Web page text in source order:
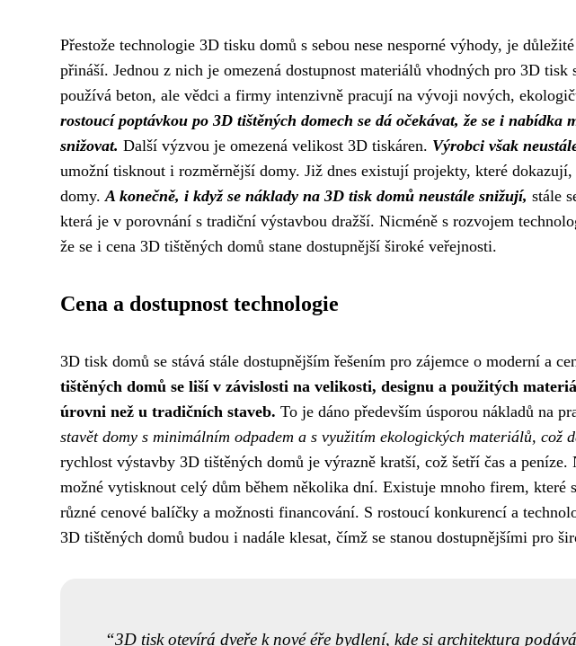
Přestože technologie 3D tisku domů s sebou nese nesporné výhody, je
přináší. Jednou z nich je omezená dostupnost materiálů vhodných pro 3D tisk
používá beton, ale vědci a firmy intenzivně pracují na vývoji nových,
rostoucí poptávkou po 3D tištěných domech se dá očekávat, že se i
snižovat. Další výzvou je omezená velikost 3D tiskáren. Výrobci však
umožní tisknout i rozměrnější domy. Již dnes existují projekty, které
domy. A konečně, i když se náklady na 3D tisk domů neustále snižují, stále
která je v porovnání s tradiční výstavbou dražší. Nicméně s rozvojem
že se i cena 3D tištěných domů stane dostupnější široké veřejnosti.
Cena a dostupnost technologie
3D tisk domů se stává stále dostupnějším řešením pro zájemce o moderní a
tištěných domů se liší v závislosti na velikosti, designu a použitých
úrovni než u tradičních staveb. To je dáno především úsporou nákladů na
stavět domy s minimálním odpadem a s využitím ekologických materiálů, což
rychlost výstavby 3D tištěných domů je výrazně kratší, což šetří čas a
možné vytisknout celý dům během několika dní. Existuje mnoho firem, které
různé cenové balíčky a možnosti financování. S rostoucí konkurencí a
3D tištěných domů budou i nadále klesat, čímž se stanou dostupnějšími pro
3D tisk otevírá dveře k nové éře bydlení, kde si architektura